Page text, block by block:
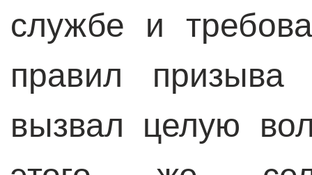
службе и
правил
вызвал целую